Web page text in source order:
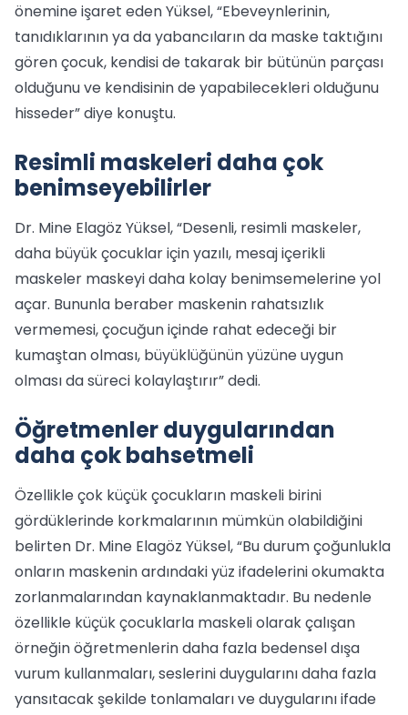
önemine işaret eden Yüksel, “Ebeveynlerinin,
tanıdıklarının ya da yabancıların da maske taktığını
gören çocuk, kendisi de takarak bir bütünün parçası
olduğunu ve kendisinin de yapabilecekleri olduğunu
hisseder” diye konuştu.
Resimli maskeleri daha çok
benimseyebilirler
Dr. Mine Elagöz Yüksel, “Desenli, resimli maskeler,
daha büyük çocuklar için yazılı, mesaj içerikli
maskeler maskeyi daha kolay benimsemelerine yol
açar. Bununla beraber maskenin rahatsızlık
vermemesi, çocuğun içinde rahat edeceği bir
kumaştan olması, büyüklüğünün yüzüne uygun
olması da süreci kolaylaştırır” dedi.
Öğretmenler duygularından
daha çok bahsetmeli
Özellikle çok küçük çocukların maskeli birini
gördüklerinde korkmalarının mümkün olabildiğini
belirten Dr. Mine Elagöz Yüksel, “Bu durum çoğunlukla
onların maskenin ardındaki yüz ifadelerini okumakta
zorlanmalarından kaynaklanmaktadır. Bu nedenle
özellikle küçük çocuklarla maskeli olarak çalışan
örneğin öğretmenlerin daha fazla bedensel dışa
vurum kullanmaları, seslerini duygularını daha fazla
yansıtacak şekilde tonlamaları ve duygularını ifade